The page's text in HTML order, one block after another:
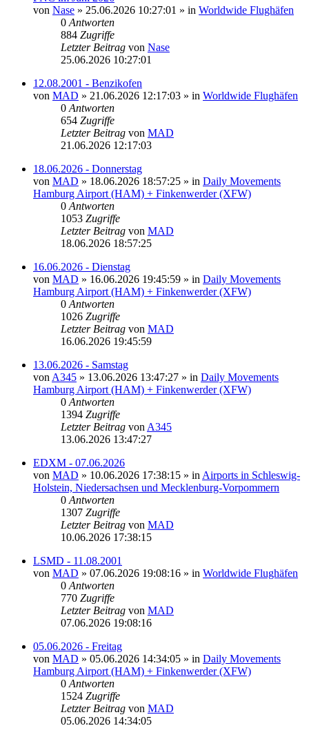
von Nase » 25.06.2026 10:27:01 » in Worldwide Flughäfen
0 Antworten
884 Zugriffe
Letzter Beitrag von Nase
25.06.2026 10:27:01
12.08.2001 - Benzikofen
von MAD » 21.06.2026 12:17:03 » in Worldwide Flughäfen
0 Antworten
654 Zugriffe
Letzter Beitrag von MAD
21.06.2026 12:17:03
18.06.2026 - Donnerstag
von MAD » 18.06.2026 18:57:25 » in Daily Movements
Hamburg Airport (HAM) + Finkenwerder (XFW)
0 Antworten
1053 Zugriffe
Letzter Beitrag von MAD
18.06.2026 18:57:25
16.06.2026 - Dienstag
von MAD » 16.06.2026 19:45:59 » in Daily Movements
Hamburg Airport (HAM) + Finkenwerder (XFW)
0 Antworten
1026 Zugriffe
Letzter Beitrag von MAD
16.06.2026 19:45:59
13.06.2026 - Samstag
von A345 » 13.06.2026 13:47:27 » in Daily Movements
Hamburg Airport (HAM) + Finkenwerder (XFW)
0 Antworten
1394 Zugriffe
Letzter Beitrag von A345
13.06.2026 13:47:27
EDXM - 07.06.2026
von MAD » 10.06.2026 17:38:15 » in Airports in Schleswig-
Holstein, Niedersachsen und Mecklenburg-Vorpommern
0 Antworten
1307 Zugriffe
Letzter Beitrag von MAD
10.06.2026 17:38:15
LSMD - 11.08.2001
von MAD » 07.06.2026 19:08:16 » in Worldwide Flughäfen
0 Antworten
770 Zugriffe
Letzter Beitrag von MAD
07.06.2026 19:08:16
05.06.2026 - Freitag
von MAD » 05.06.2026 14:34:05 » in Daily Movements
Hamburg Airport (HAM) + Finkenwerder (XFW)
0 Antworten
1524 Zugriffe
Letzter Beitrag von MAD
05.06.2026 14:34:05